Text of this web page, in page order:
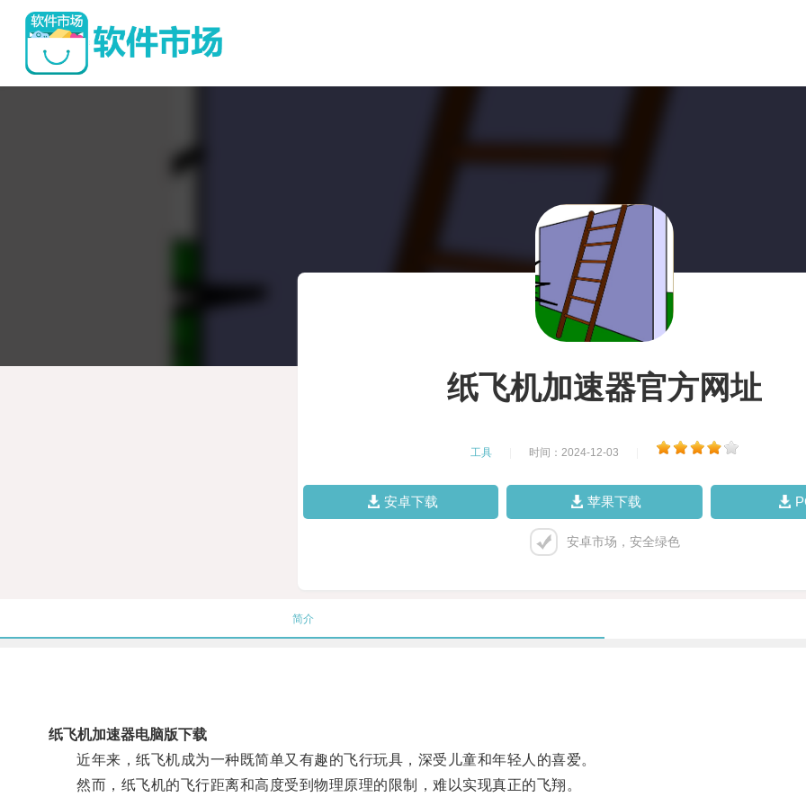
纸飞机加速器官方网址
工具 时间：2024-12-03
安卓下载 苹果下载
安卓市场，安全绿色
简介
纸飞机加速器电脑版下载
近年来，纸飞机成为一种既简单又有趣的飞行玩具，深受儿童和年轻人的喜爱。
然而，纸飞机的飞行距离和高度受到物理原理的限制，难以实现真正的飞翔。